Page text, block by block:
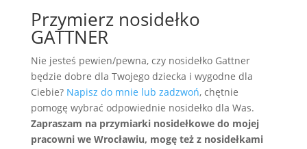
Przymierz nosidełko
GATTNER
Nie jesteś pewien/pewna, czy nosidełko Gattner
będzie dobre dla Twojego dziecka i wygodne dla
Ciebie? Napisz do mnie lub zadzwoń, chętnie
pomogę wybrać odpowiednie nosidełko dla Was.
Zapraszam na przymiarki nosidełkowe do mojej
pracowni we Wrocławiu, mogę też z nosidełkami